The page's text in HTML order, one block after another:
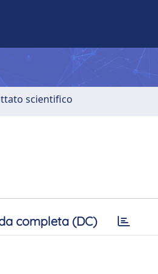
scientifico
completa (DC)